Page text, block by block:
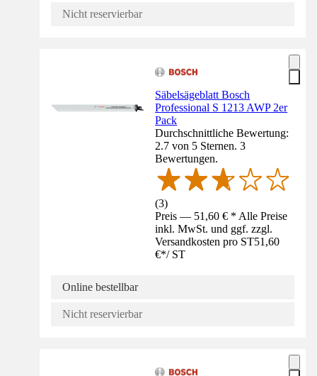
Nicht reservierbar
Säbelsägeblatt Bosch
Professional S 1213 AWP 2er
Pack
Durchschnittliche Bewertung:
2.7 von 5 Sternen. 3
Bewertungen.
(3)
Preis — 51,60 € * Alle Preise
inkl. MwSt. und ggf. zzgl.
Versandkosten pro ST51,60
€*/ ST
Online bestellbar
Nicht reservierbar